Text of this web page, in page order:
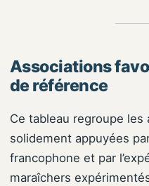
Associations
de référence
Ce tableau regroupe les
solidement appuyées
francophone et par
maraîchers